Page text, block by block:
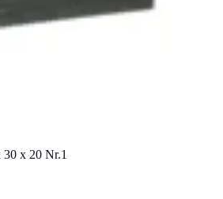
x 20 Nr.1